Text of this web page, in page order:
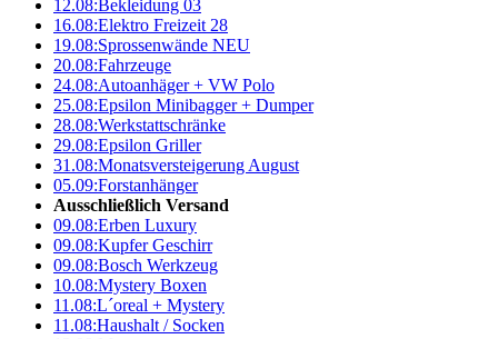
12.08:Bekleidung 03
16.08:Elektro Freizeit 28
19.08:Sprossenwände NEU
20.08:Fahrzeuge
24.08:Autoanhäger + VW Polo
25.08:Epsilon Minibagger + Dumper
28.08:Werkstattschränke
29.08:Epsilon Griller
31.08:Monatsversteigerung August
05.09:Forstanhänger
Ausschließlich Versand
09.08:Erben Luxury
09.08:Kupfer Geschirr
09.08:Bosch Werkzeug
10.08:Mystery Boxen
11.08:L´oreal + Mystery
11.08:Haushalt / Socken